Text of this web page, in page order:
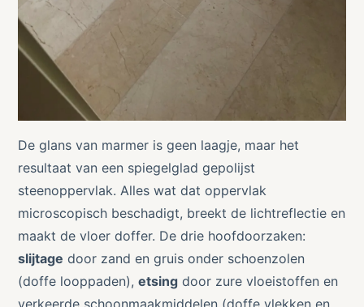
De glans van marmer is geen laagje, maar het
resultaat van een spiegelglad gepolijst
steenoppervlak. Alles wat dat oppervlak
microscopisch beschadigt, breekt de lichtreflectie en
maakt de vloer doffer. De drie hoofdoorzaken:
slijtage door zand en gruis onder schoenzolen
(doffe looppaden),etsing door zure vloeistoffen en
verkeerde schoonmaakmiddelen (doffe vlekken en